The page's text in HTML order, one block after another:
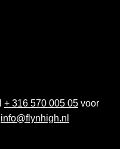
+ 316 570 005 05 voor
info@flynhigh.nl